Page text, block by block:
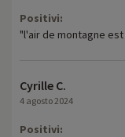
Positivi:
"l'air de montagne
Cyrille C.
4 agosto 2024
Positivi: